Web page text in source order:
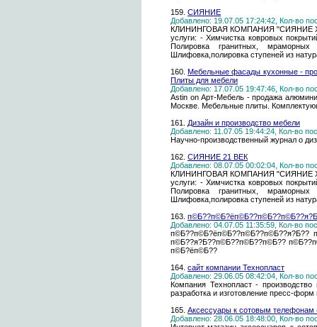
159. CИЯНИЕ
Добавлено: 19.07.05 17:24:42, Кол-во
КЛИНИНГОВАЯ КОМПАНИЯ "СИЯНИЕ
услуги: - Химчистка ковровых
Полировка гранитных,
Шлифовка,полировка ступеней из
160.Мебельные фасады кухонные -
Плиты для мебели
Добавлено: 17.07.05 19:47:46, Кол-во
Astin on Арт-Мебель - продажа
Москве. Мебельные плиты.
161. Дизайн и производство мебели
Добавлено: 11.07.05 19:44:24, Кол-во
Научно-производственный журнал о
162. CИЯНИЕ 21 ВЕК
Добавлено: 08.07.05 00:02:04, Кол-во
КЛИНИНГОВАЯ КОМПАНИЯ "СИЯНИЕ
услуги: - Химчистка ковровых
Полировка гранитных,
Шлифовка,полировка ступеней из
163.
Добавлено: 04.07.05 11:35:59, Кол-во
п©Б??п©Б?ёп©Б??п©Б??п©Б??я?Б??
п©Б??я?Б??п©Б??п©Б??п©Б??
п©Б?ёп©Б??
164. сайт компании Технопласт
Добавлено: 29.06.05 08:42:04, Кол-во
Компания Технопласт -
разработка и изготовление пресс-
165. Аксессуары к сотовым телефонам
Добавлено: 28.06.05 18:48:00, Кол-во